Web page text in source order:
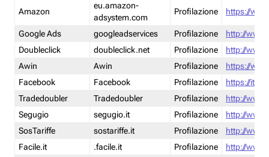
Amazon
eu.amazon-
adsystem.com
Profilazione https://
Google Ads googleadservices Profilazione
http://
Doubleclick
doubleclick.net Profilazione
http://
Awin
Awin Profilazione
https://
Facebook
Facebook Profilazione
https://it-
Tradedoubler
Tradedoubler Profilazione
http://
Segugio
segugio.it Profilazione
http://
SosTariffe
sostariffe.it Profilazione
http://
Facile.it
.facile.it Profilazione
http://